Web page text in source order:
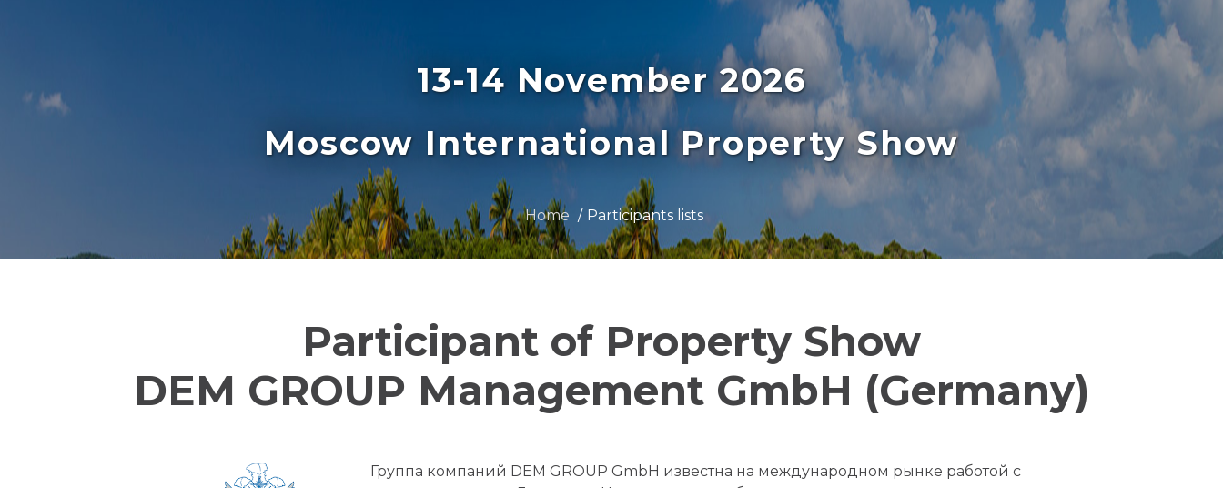
13-14 November 2026
Moscow International Property Show
Home Participants lists
Participant of Property Show
DEM GROUP Management GmbH (Germany)
Группа компаний DEM GROUP GmbH известна на международном рынке работой с